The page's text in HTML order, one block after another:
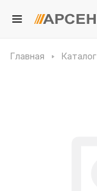
Главная Каталог